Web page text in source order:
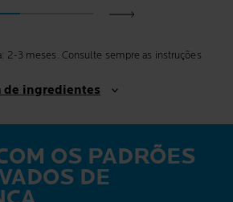
2-3 meses. Consulte sempre as instruções
de ingredientes
OS PADRÕES
DE